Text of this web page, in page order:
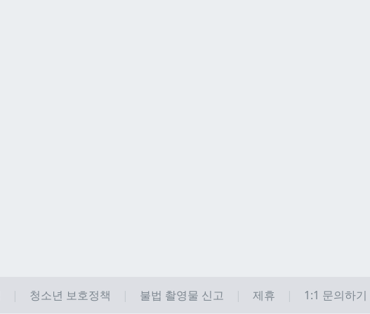
청소년 보호정책 불법 촬영물 신고 제휴 1:1 문의하기